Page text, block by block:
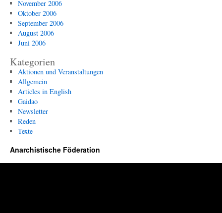
November 2006
Oktober 2006
September 2006
August 2006
Juni 2006
Kategorien
Aktionen und Veranstaltungen
Allgemein
Articles in English
Gaidao
Newsletter
Reden
Texte
Anarchistische Föderation